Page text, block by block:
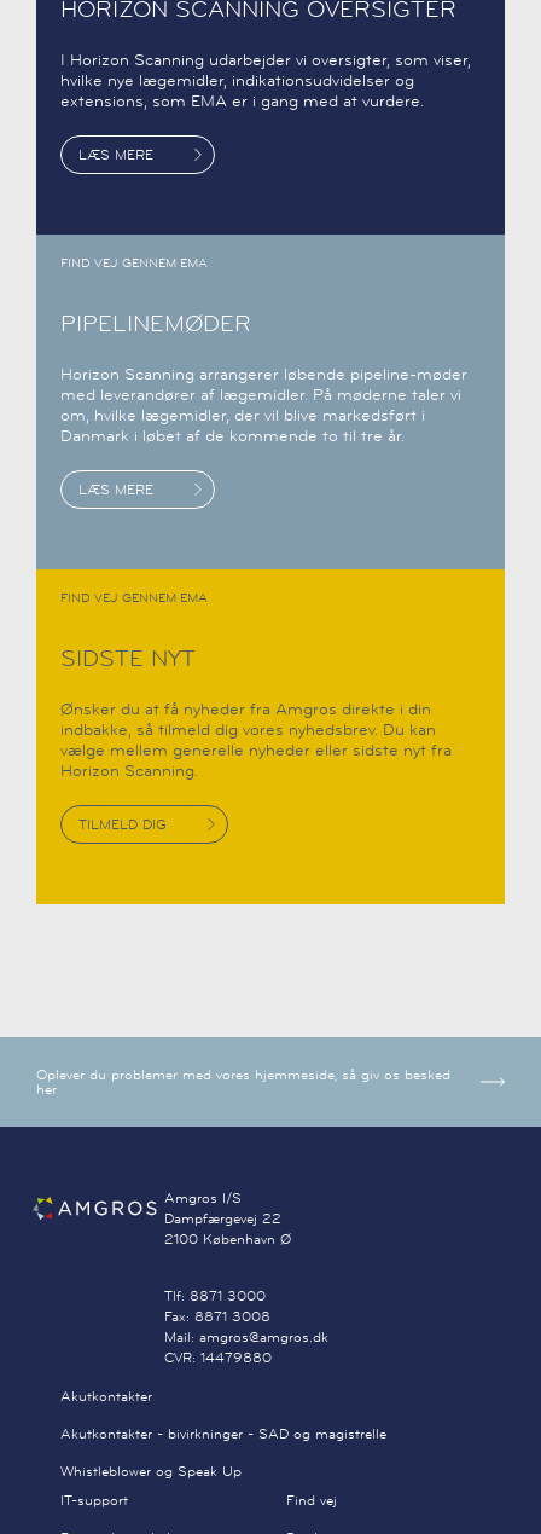
HORIZON SCANNING OVERSIGTER
I Horizon Scanning udarbejder vi oversigter, som viser,
hvilke nye lægemidler, indikationsudvidelser og
extensions, som EMA er i gang med at vurdere.
LÆS MERE
FIND VEJ GENNEM EMA
PIPELINEMØDER
Horizon Scanning arrangerer løbende pipeline-møder
med leverandører af lægemidler. På møderne taler vi
om, hvilke lægemidler, der vil blive markedsført i
Danmark i løbet af de kommende to til tre år.
LÆS MERE
FIND VEJ GENNEM EMA
SIDSTE NYT
Ønsker du at få nyheder fra Amgros direkte i din
indbakke, så tilmeld dig vores nyhedsbrev. Du kan
vælge mellem generelle nyheder eller sidste nyt fra
Horizon Scanning.
TILMELD DIG
Oplever du problemer med vores hjemmeside, så giv os besked
her
Amgros I/S
Dampfærgevej 22
2100 København Ø
Tlf: 8871 3000
Fax: 8871 3008
Mail: amgros@amgros.dk
CVR: 14479880
Akutkontakter
Akutkontakter - bivirkninger - SAD og magistrelle
Whistleblower og Speak Up
IT-support
Find vej